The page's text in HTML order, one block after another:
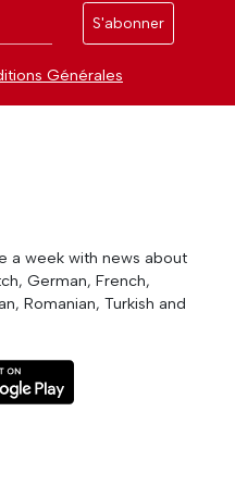
S'abonner
Générales
a week with news about
German, French,
Romanian, Turkish and